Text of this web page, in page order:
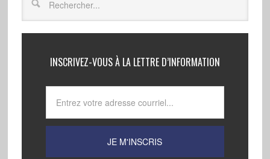
INSCRIVEZ-VOUS À LA LETTRE D’INFORMATION